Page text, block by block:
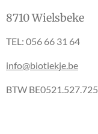
8710 Wielsbeke
TEL: 056 66 31 64
info@biotiekje.be
BTW BE0521.527.725